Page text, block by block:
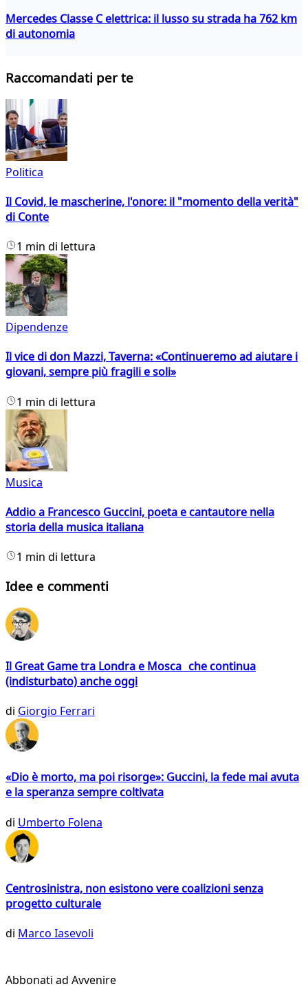
Mercedes Classe C elettrica: il lusso su strada ha 762 km
di autonomia
Raccomandati per te
Politica
Il Covid, le mascherine, l'onore: il "momento della verità"
di Conte
1 min di lettura
Dipendenze
Il vice di don Mazzi, Taverna: «Continueremo ad aiutare i
giovani, sempre più fragili e soli»
1 min di lettura
Musica
Addio a Francesco Guccini, poeta e cantautore nella
storia della musica italiana
1 min di lettura
Idee e commenti
Il Great Game tra Londra e Mosca che continua
(indisturbato) anche oggi
di Giorgio Ferrari
«Dio è morto, ma poi risorge»: Guccini, la fede mai avuta
e la speranza sempre coltivata
di Umberto Folena
Centrosinistra, non esistono vere coalizioni senza
progetto culturale
di Marco Iasevoli
Abbonati ad Avvenire